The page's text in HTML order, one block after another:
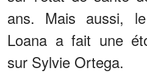
ans. Mais aussi,
Loana a fait une
sur Sylvie Ortega.